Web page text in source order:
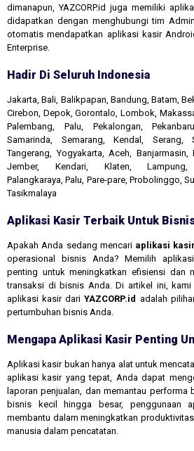
dimanapun, YAZCORP.id juga memiliki
didapatkan dengan menghubungi tim
otomatis mendapatkan aplikasi kasir
Enterprise.
Hadir Di Seluruh Indonesia
Jakarta, Bali, Balikpapan, Bandung, Batam,
Cirebon, Depok, Gorontalo, Lombok,
Palembang, Palu, Pekalongan,
Samarinda, Semarang, Kendal, Serang,
Tangerang, Yogyakarta, Aceh, Banjarmasin,
Jember, Kendari, Klaten,
Palangkaraya, Palu, Pare-pare, Probolinggo,
Tasikmalaya
Aplikasi Kasir Terbaik Untuk Bisnis
Apakah Anda sedang mencari aplikasi
operasional bisnis Anda? Memilih
penting untuk meningkatkan efisiensi dan
transaksi di bisnis Anda. Di artikel ini, kami
aplikasi kasir dariYAZCORP.id adalah
pertumbuhan bisnis Anda.
Mengapa Aplikasi Kasir Penting
Aplikasi kasir bukan hanya alat untuk
aplikasi kasir yang tepat, Anda dapat
laporan penjualan, dan memantau performa
bisnis kecil hingga besar, penggunaan
membantu dalam meningkatkan
manusia dalam pencatatan.